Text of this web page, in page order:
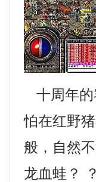
十周年的
怕在红野
般，自然
龙血蛙？